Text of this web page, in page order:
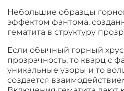
Небольшие образцы
эффектом фантома,
гематита в структуру
Если обычный горный
прозрачность, то кварц с
уникальные узоры и то
создается